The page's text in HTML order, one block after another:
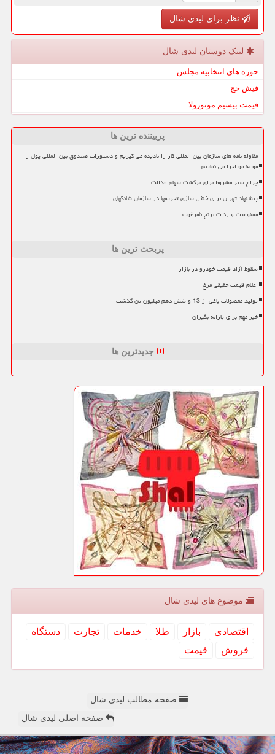
نظر برای لیدی شال
لینک دوستان لیدی شال
حوزه های انتخابیه مجلس
فیش حج
قیمت بیسیم موتورولا
پربیننده ترین ها
مقاوله نامه های سازمان بین المللی کار را نادیده می گیریم و دستورات صندوق بین المللی پول را
مو به مو اجرا می نماییم
چراغ سبز مشروط برای برگشت سهام عدالت
پیشنهاد تهران برای خنثی سازی تحریمها در سازمان شانگهای
ممنوعیت واردات برنج نامرغوب
پربحث ترین ها
سقوط آزاد قیمت خودرو در بازار
اعلام قیمت حقیقی مرغ
تولید محصولات باغی از 13 و شش دهم میلیون تن گذشت
خبر مهم برای یارانه بگیران
جدیدترین ها
موضوع های لیدی شال
اقتصادی بازار طلا خدمات تجارت
دستگاه
فروش
قیمت
صفحه مطالب لیدی شال
صفحه اصلی لیدی شال